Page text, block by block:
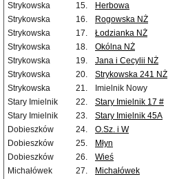
Strykowska
15. Herbowa
Strykowska
16. Rogowska NŻ
Strykowska
17. Łodzianka NŻ
Strykowska
18. Okólna NŻ
Strykowska
19. Jana i Cecylii NŻ
Strykowska
20. Strykowska 241 NŻ
Strykowska
21.
Imielnik Nowy
Stary Imielnik
22.
Stary Imielnik 17 #
Stary Imielnik
23.
Stary Imielnik 45A
Dobieszków
24.
O.Sz. i W
Dobieszków
25.
Młyn
Dobieszków
26.
Wieś
Michałówek
27.
Michałówek